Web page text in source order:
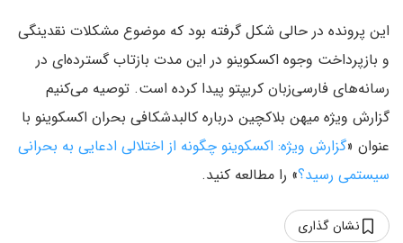
این پرونده در حالی شکل گرفته بود که موضوع مشکلات نقدینگی
و بازپرداخت وجوه اکسکوینو در این مدت بازتاب گسترده‌ای در
رسانه‌های فارسی‌زبان کریپتو پیدا کرده است. توصیه می‌کنیم
گزارش ویژه میهن بلاکچین درباره کالبدشکافی بحران اکسکوینو با
عنوان «گزارش ویژه: اکسکوینو چگونه از اختلالی ادعایی به بحرانی
سیستمی رسید؟» را مطالعه کنید.
نشان گذاری